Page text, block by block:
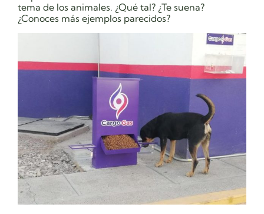
tema de los animales. ¿Qué tal? ¿Te suena?
¿Conoces más ejemplos parecidos?